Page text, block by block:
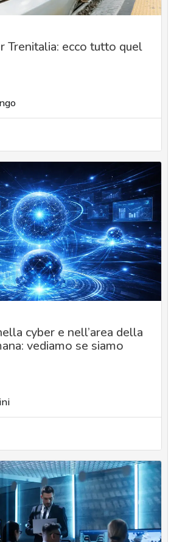
Trenitalia: ecco tutto quel
cyber e nell’area della
vediamo se siamo